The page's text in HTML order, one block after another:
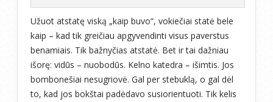
Užuot atstatę viską „kaip buvo“, vokiečiai statė bele
kaip – kad tik greičiau apgyvendinti visus paverstus
benamiais. Tik bažnyčias atstatė. Bet ir tai dažniau
išorę: vidūs – nuobodūs. Kelno katedra – išimtis. Jos
bombonešiai nesugriovė. Gal per stebuklą, o gal dėl
to, kad jos bokštai padėdavo susiorientuoti. Tik kelis